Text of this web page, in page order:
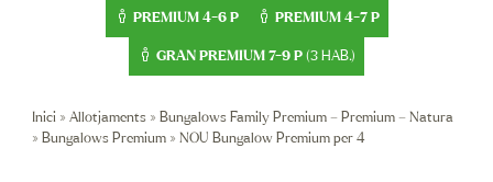
PREMIUM 4-6 P PREMIUM 4-7 P
GRAN PREMIUM 7-9 P (3 HAB.)
Inici » Allotjaments » Bungalows Family Premium – Premium – Natura
» Bungalows Premium » NOU Bungalow Premium per 4